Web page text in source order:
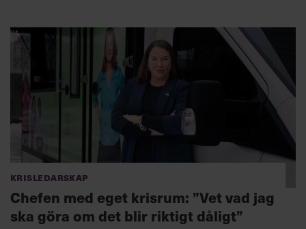
Krisledarskap
Chefen med eget krisrum: ”Vet vad jag
ska göra om det blir riktigt dåligt”